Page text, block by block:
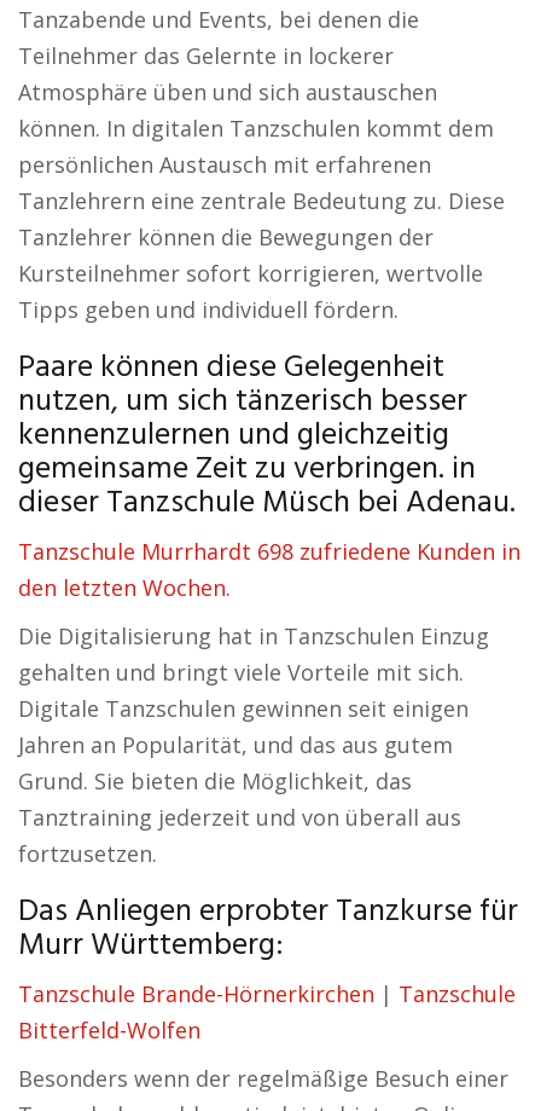
Tanzabende und Events, bei denen die
Teilnehmer das Gelernte in lockerer
Atmosphäre üben und sich austauschen
können. In digitalen Tanzschulen kommt dem
persönlichen Austausch mit erfahrenen
Tanzlehrern eine zentrale Bedeutung zu. Diese
Tanzlehrer können die Bewegungen der
Kursteilnehmer sofort korrigieren, wertvolle
Tipps geben und individuell fördern.
Paare können diese Gelegenheit
nutzen, um sich tänzerisch besser
kennenzulernen und gleichzeitig
gemeinsame Zeit zu verbringen. in
dieser Tanzschule Müsch bei Adenau.
Tanzschule Murrhardt 698 zufriedene Kunden in
den letzten Wochen.
Die Digitalisierung hat in Tanzschulen Einzug
gehalten und bringt viele Vorteile mit sich.
Digitale Tanzschulen gewinnen seit einigen
Jahren an Popularität, und das aus gutem
Grund. Sie bieten die Möglichkeit, das
Tanztraining jederzeit und von überall aus
fortzusetzen.
Das Anliegen erprobter Tanzkurse für
Murr Württemberg:
Tanzschule Brande-Hörnerkirchen | Tanzschule
Bitterfeld-Wolfen
Besonders wenn der regelmäßige Besuch einer